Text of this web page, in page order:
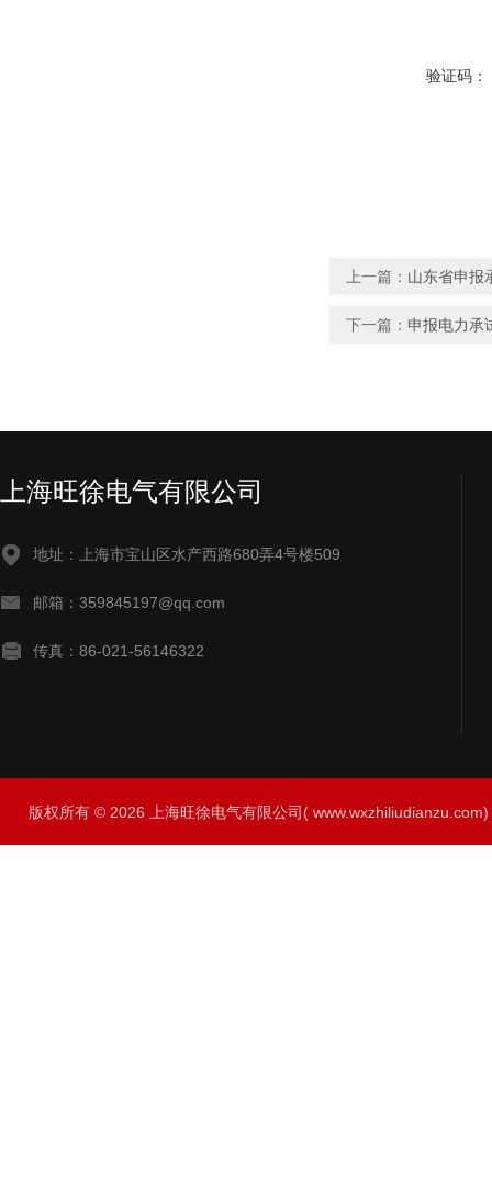
验证码：
上一篇： 山东省申报
下一篇： 申报电力承
上海旺徐电气有限公司
地址：上海市宝山区水产西路680弄4号楼509
邮箱：359845197@qq.com
传真：86-021-56146322
版权所有 © 2026 上海旺徐电气有限公司(